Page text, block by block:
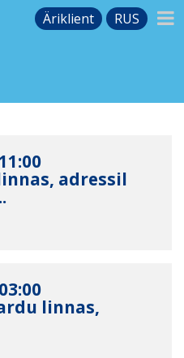
Äriklient RUS
adressil
linnas,